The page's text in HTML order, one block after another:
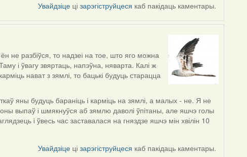
Увайдзіце цізарэгіструйцеся каб пакідаць каментары.
не разбіўся, то надзеі на тое, што яго можна
і ўвагу звяртаць, напэўна, няварта. Калі ж
нават з зямлі, то бацькі будуць старацца
яны будуць бараніць і карміць на зямлі, а малых - не. Я не
выпаў і шмякнуўся аб зямлю даволі ўпітаны, але яшчэ голы
і ўвесь час заставалася на гняздзе яшчэ мін хвілін 10
Увайдзіце цізарэгіструйцеся каб пакідаць каментары.